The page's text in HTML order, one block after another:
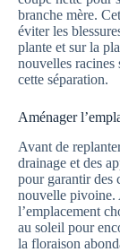
branche mère.
éviter les
plante et sur la
nouvelles racines
cette séparation.
Aménager
Avant de
drainage et des
pour garantir des
nouvelle pivoine.
l’emplacement
au soleil pour
la floraison